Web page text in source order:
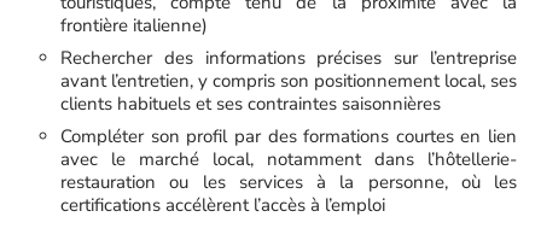
frontière italienne)
Rechercher des informations précises sur l’entreprise
avant l’entretien, y compris son positionnement local, ses
clients habituels et ses contraintes saisonnières
Compléter son profil par des formations courtes en lien
avec le marché local, notamment dans l’hôtellerie-
restauration ou les services à la personne, où les
certifications accélèrent l’accès à l’emploi